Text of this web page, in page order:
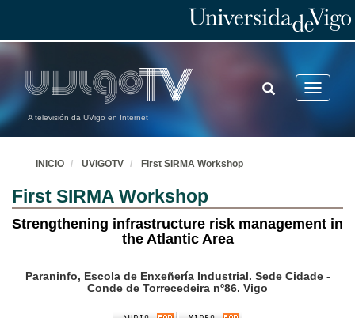
A televisión da UVigo en Internet
Toggle
TOGGLE
SEARCH
INICIO UVIGOTV First SIRMA Workshop
First SIRMA Workshop
Strengthening infrastructure risk management in
the Atlantic Area
Paraninfo, Escola de Enxeñería Industrial. Sede Cidade -
Conde de Torrecedeira nº86. Vigo